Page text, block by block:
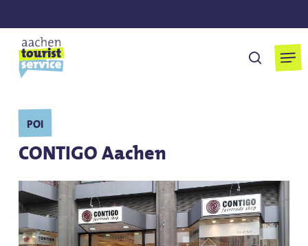
to
main
content
suchen
POI
CONTIGO Aachen